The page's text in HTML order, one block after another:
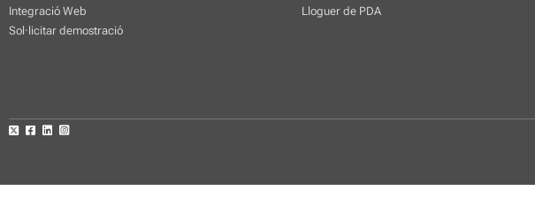
Integració Web
Sol·licitar demostració
Lloguer de PDA